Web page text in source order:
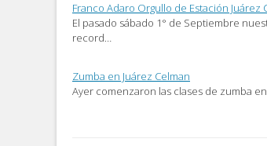
Franco Adaro Orgullo de Estación Juárez
El pasado sábado 1° de Septiembre
record…
Zumba en Juárez Celman
Ayer comenzaron las clases de zumba